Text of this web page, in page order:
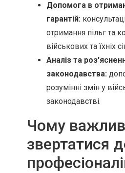
Допомога в
гарантій:
отримання пільг та
військових та їхніх
Аналіз та
законодавства:
розумінні змін у
законодавстві.
Чому
звертатися